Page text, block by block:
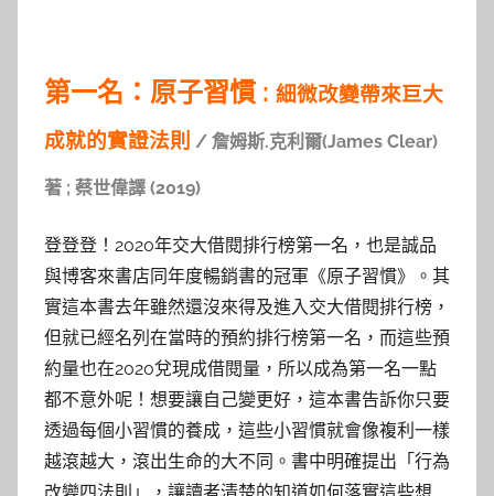
第一名：原子習慣 : 細微改變帶來巨大
成就的實證法則 / 詹姆斯.克利爾(James Clear)
著 ; 蔡世偉譯 (2019)
登登登！2020年交大借閱排行榜第一名，也是誠品
與博客來書店同年度暢銷書的冠軍《原子習慣》。其
實這本書去年雖然還沒來得及進入交大借閱排行榜，
但就已經名列在當時的預約排行榜第一名，而這些預
約量也在2020兌現成借閱量，所以成為第一名一點
都不意外呢！想要讓自己變更好，這本書告訴你只要
透過每個小習慣的養成，這些小習慣就會像複利一樣
越滾越大，滾出生命的大不同。書中明確提出「行為
改變四法則」，讓讀者清楚的知道如何落實這些想